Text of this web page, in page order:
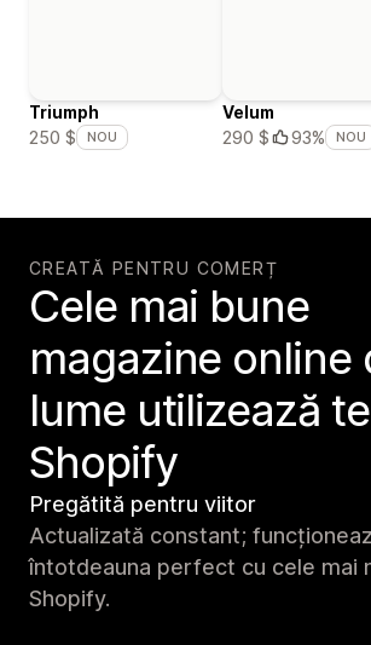
Triumph
250 $
NOU
Velum
290 $
93% NOU
CREATĂ PENTRU COMERȚ
Cele mai bune
magazine online
lume utilizează
Shopify
Pregătită pentru viitor
Actualizată constant;
întotdeauna perfect cu cele mai
Shopify.